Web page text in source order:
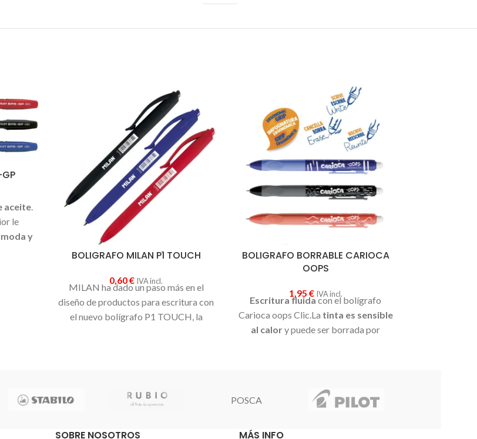
aceite.
le
y
BOLIGRAFO MILAN P1 TOUCH
0,60€ IVA incl.
MILAN ha dado un paso más en el
diseño de productos para escritura con
el nuevo bolígrafo P1 TOUCH, la
tacto de gomay cuerpo del
mismo color de la tinta.
BOLIGRAFO BORRABLE CARIOCA
OOPS
1,95 € IVA incl.
Escritura fluidacon el bolígrafo
Carioca oops Clic.La tinta es sensible
al calory puede ser borrada por
Caracteristicas - escritura
suave - tinta borrable - relleno
plástico - línea de escritura 0.7 mm. -
POSCA
SOBRE NOSOTROS MÁS INFO